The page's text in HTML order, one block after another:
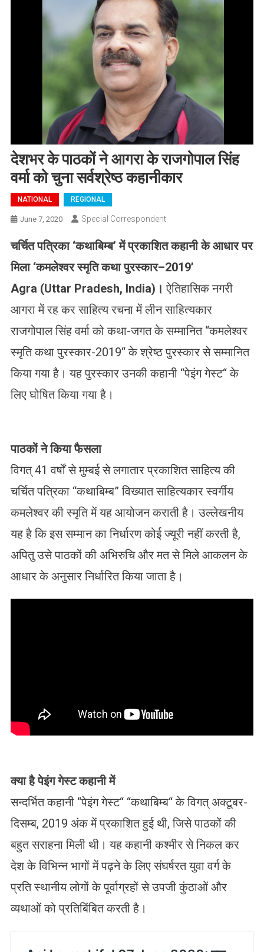
देशभर के पाठकों ने आगरा के राजगोपाल सिंह
वर्मा को चुना सर्वश्रेष्ठ कहानीकार
NATIONAL REGIONAL
June 7, 2020 Special Correspondent
चर्चित पत्रिका ‘कथाबिम्ब’ में प्रकाशित कहानी के आधार पर
मिला ‘कमलेश्वर स्मृति कथा पुरस्कार–2019’
Agra (Uttar Pradesh, India) । ऐतिहासिक नगरी
आगरा में रह कर साहित्य रचना में लीन साहित्यकार
राजगोपाल सिंह वर्मा को कथा-जगत के सम्मानित “कमलेश्वर
स्मृति कथा पुरस्कार-2019“ के श्रेष्ठ पुरस्कार से सम्मानित
किया गया है। यह पुरस्कार उनकी कहानी “पेइंग गेस्ट“ के
लिए घोषित किया गया है।
पाठकों ने किया फैसला
विगत् 41 वर्षों से मुम्बई से लगातार प्रकाशित साहित्य की
चर्चित पत्रिका “कथाबिम्ब” विख्यात साहित्यकार स्वर्गीय
कमलेश्वर की स्मृति में यह आयोजन कराती है। उल्लेखनीय
यह है कि इस सम्मान का निर्धारण कोई ज्यूरी नहीं करती है,
अपितु उसे पाठकों की अभिरुचि और मत से मिले आकलन के
आधार के अनुसार निर्धारित किया जाता है।
क्या है पेइंग गेस्ट कहानी में
सन्दर्भित कहानी “पेइंग गेस्ट“ “कथाबिम्ब“ के विगत् अक्टूबर-
दिसम्ब, 2019 अंक में प्रकाशित हुई थी, जिसे पाठकों की
बहुत सराहना मिली थी। यह कहानी कश्मीर से निकल कर
देश के विभिन्न भागों में पढ़ने के लिए संघर्षरत युवा वर्ग के
प्रति स्थानीय लोगों के पूर्वाग्रहों से उपजी कुंठाओं और
व्यथाओं को प्रतिबिंबित करती है।